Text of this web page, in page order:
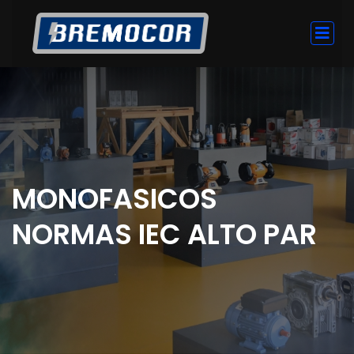
MONOFASICOS
NORMAS IEC ALTO PAR